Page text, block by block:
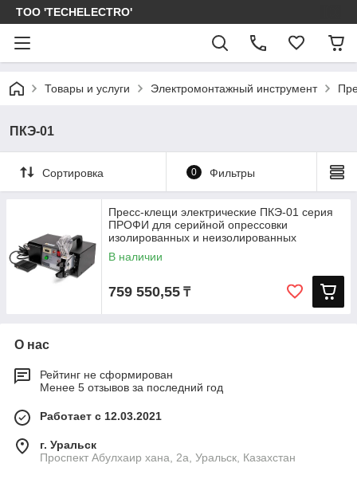
ТОО 'TECHELECTRO'
Товары и услуги Электромонтажный инструмент
ПКЭ-01
Сортировка 0 Фильтры
Пресс-клещи электрические ПКЭ-01 серия
ПРОФИ для серийной опрессовки
изолированных и неизолированных
В наличии
759 550,55 ₸
О нас
Рейтинг не сформирован
Менее 5 отзывов за последний год
Работает с 12.03.2021
г. Уральск
Проспект Абулхаир хана, 2а, Уральск, Казахстан